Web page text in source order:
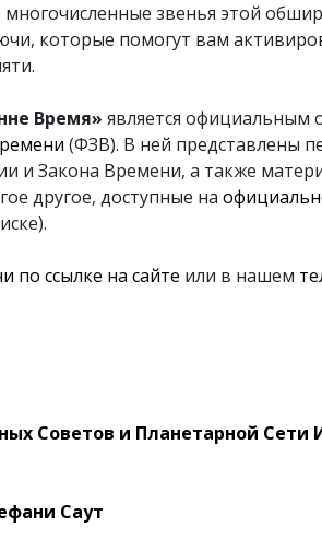
звенья этой
которые помогут вам
Время» является официальным
(ФЗВ). В ней представлены
и Закона Времени, а также
другое, доступные на
по ссылке на сайте или в нашем
Советов и Планетарной Сети
Саут